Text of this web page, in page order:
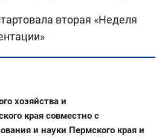
вторая «Неделя
хозяйства и
края совместно с
и науки Пермского края и